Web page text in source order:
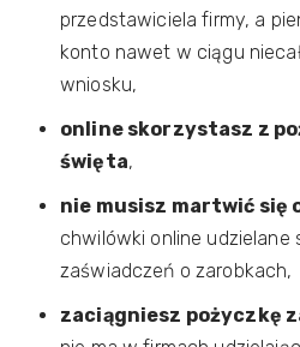
przedstawiciela firmy, a
konto nawet w ciągu
wniosku,
online skorzystasz z
święta,
nie musisz martwić się
chwilówki online udzielane
zaświadczeń o zarobkach,
zaciągniesz pożyczkę